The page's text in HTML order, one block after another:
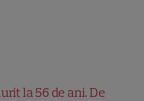
la 56 de ani. De